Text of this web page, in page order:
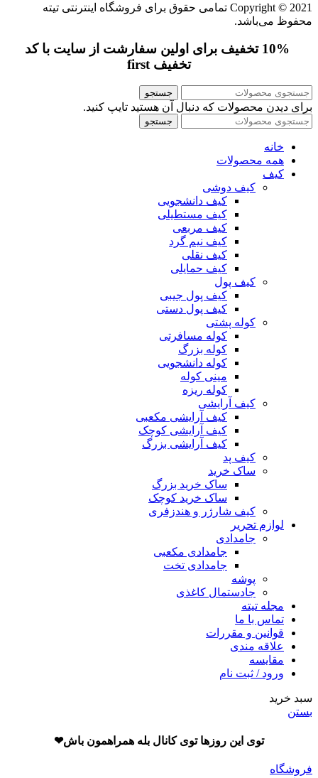
Copyright © 2021 تمامی حقوق برای فروشگاه اینترنتی تیته
محفوظ می‌باشد.
10% تخفیف برای اولین سفارشت از سایت با کد
تخفیف first
جستجو
برای دیدن محصولات که دنبال آن هستید تایپ کنید.
جستجو
خانه
همه محصولات
کیف
کیف دوشی
کیف دانشجویی
کیف مستطیلی
کیف مربعی
کیف نیم گرد
کیف نقلی
کیف حمایلی
کیف پول
کیف پول جیبی
کیف پول دستی
کوله پشتی
کوله مسافرتی
کوله بزرگ
کوله دانشجویی
مینی کوله
کوله ریزه
کیف آرایشی
کیف آرایشی مکعبی
کیف آرایشی کوچک
کیف آرایشی بزرگ
کیف پد
ساک خرید
ساک خرید بزرگ
ساک خرید کوچک
کیف شارژر و هندزفری
لوازم تحریر
جامدادی
جامدادی مکعبی
جامدادی تخت
پوشه
جادستمال کاغذی
مجله تیته
تماس با ما
قوانین و مقررات
علاقه مندی
مقایسه
ورود / ثبت نام
سبد خرید
بستن
توی این روزها توی کانال بله همراهمون باش❤
فروشگاه